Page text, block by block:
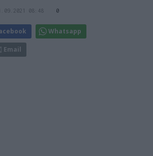
08:48 0
Whatsapp
Email